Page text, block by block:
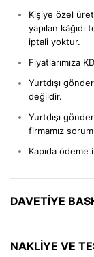
Kişiye özel
yapılan kâğıdı
iptali yoktur.
Fiyatlarımıza
Yurtdışı
değildir.
Yurtdışı
firmamız
Kapıda ödeme
DAVETIYE
NAKLIYE VE